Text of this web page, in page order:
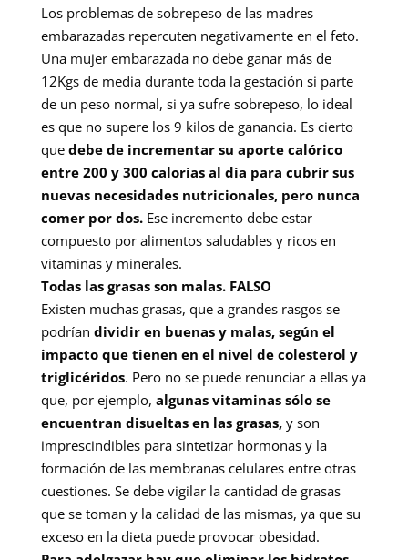
Los problemas de sobrepeso de las madres
embarazadas repercuten negativamente en el feto.
Una mujer embarazada no debe ganar más de
12Kgs de media durante toda la gestación si parte
de un peso normal, si ya sufre sobrepeso, lo ideal
es que no supere los 9 kilos de ganancia. Es cierto
que debe de incrementar su aporte calórico
entre 200 y 300 calorías al día para cubrir sus
nuevas necesidades nutricionales, pero nunca
comer por dos.Ese incremento debe estar
compuesto por alimentos saludables y ricos en
vitaminas y minerales.
Todas las grasas son malas. FALSO
Existen muchas grasas, que a grandes rasgos se
podrían dividir en buenas y malas, según el
impacto que tienen en el nivel de colesterol y
triglicéridos. Pero no se puede renunciar a ellas ya
que, por ejemplo, algunas vitaminas sólo se
encuentran disueltas en las grasas,y son
imprescindibles para sintetizar hormonas y la
formación de las membranas celulares entre otras
cuestiones. Se debe vigilar la cantidad de grasas
que se toman y la calidad de las mismas, ya que su
exceso en la dieta puede provocar obesidad.